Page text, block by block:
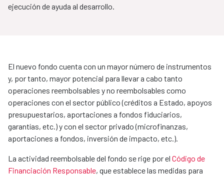
ejecución de ayuda al desarrollo.
El nuevo fondo cuenta con un mayor número de instrumentos
y, por tanto, mayor potencial para llevar a cabo tanto
operaciones reembolsables y no reembolsables como
operaciones con el sector público (créditos a Estado, apoyos
presupuestarios, aportaciones a fondos fiduciarios,
garantías, etc.) y con el sector privado (microfinanzas,
aportaciones a fondos, inversión de impacto, etc.).
​La actividad reembolsable del fondo se rige por el Código de
Financiación Responsable, que establece las medidas para